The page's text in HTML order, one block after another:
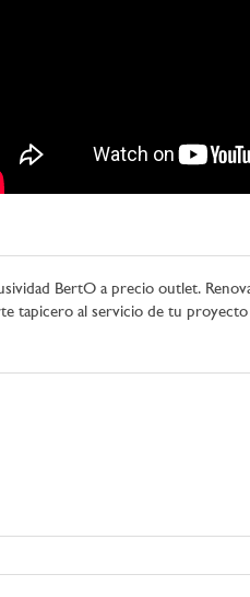
BertO a precio outlet.
tapicero al servicio de tu